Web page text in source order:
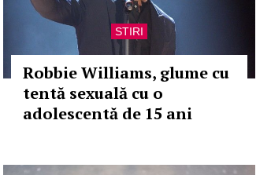
STIRI
Robbie Williams, glume cu
tentă sexuală cu o
adolescentă de 15 ani